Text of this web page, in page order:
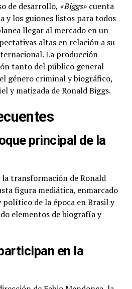
de desarrollo, «Biggs»cuenta
y los guiones listos para todos
llegar al mercado en un
altas en relación a su
La producción
tanto del público general
género criminal y biográfico,
y matizada de Ronald Biggs.
principal de la
transformación de Ronald
figura mediática, enmarcado
de la época en Brasil y
elementos de biografía y
en la